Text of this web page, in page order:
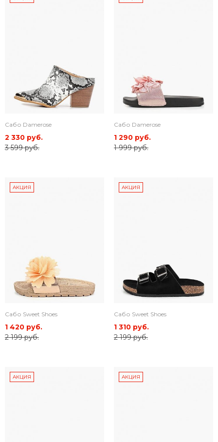
Сабо Damerose
2 330 руб.
3 599 руб.
Сабо Damerose
1 290 руб.
1 999 руб.
АКЦИЯ
Сабо Sweet Shoes
1 420 руб.
2 199 руб.
АКЦИЯ
Сабо Sweet Shoes
1 310 руб.
2 199 руб.
АКЦИЯ АКЦИЯ